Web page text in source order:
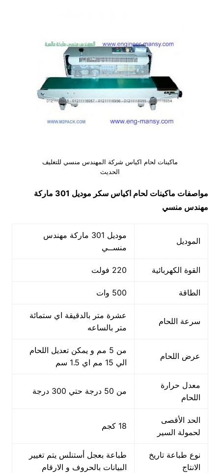
ماكينات لحام اكياس شركة المهندس منسي للتغليف
الحديث
مواصفات ماكينات لحام اكياس سكر موديل 301 ماركة
مهندس منسي
الموديل
موديل 301 ماركة مهندس
منســي
القوة الكهربائية 220 فولت
الطاقة 500 وات
سرعة اللحام
عشرة متر بالدقيقة اي ستمائة
متر بالساعه
عرض اللحام
من 5 مم و يمكن تعديل اللحام
الي 15 مم اي 1.5 سم
معدل حرارة
اللحام
من 50 درجة حتي 300 درجة
الحد الأقصى
لحمولة السير
18 كجم
نوع طباعة تاريخ
الانتاج
طباعة بعجل أستنلس يتم تغيير
البيانات بالحروف و الارقام